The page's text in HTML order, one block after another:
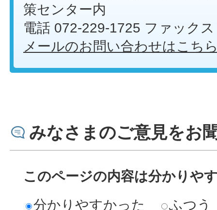
策センター内
電話 072-229-1725 ファック
メールのお問い合わせはこち
みなさまのご意見をお
このページの内容は分かりや
分かりやすかった
ふつう